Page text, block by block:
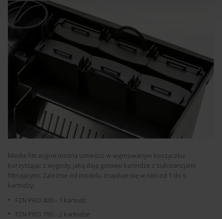
Media filtracyjne można umieścić w wyjmowanym koszyczku
korzystając z wygody, jaką dają gotowe kartridże z substancjami
filtrującymi. Zależnie od modelu znajduje się w nim od 1 do 6
kartridży:
FZN PRO 400 – 1 kartridż
FZN PRO 700 – 2 kartridże